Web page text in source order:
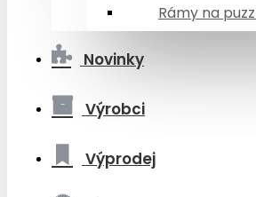
Rámy na
Novinky
Výrobci
Výprodej